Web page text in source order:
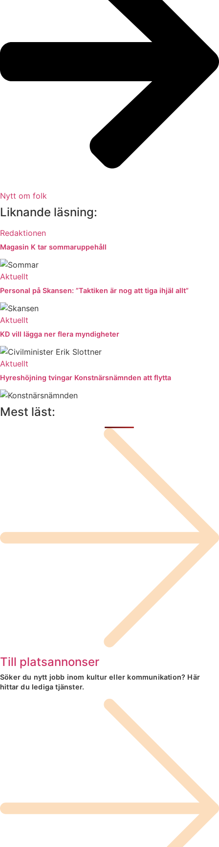
Nytt om folk
Liknande läsning:
Redaktionen
Magasin K tar sommaruppehåll
Aktuellt
Personal på Skansen: ”Taktiken är nog att tiga ihjäl allt”
Aktuellt
KD vill lägga ner flera myndigheter
Aktuellt
Hyreshöjning tvingar Konstnärsnämnden att flytta
Mest läst:
Till platsannonser
Söker du nytt jobb inom kultur eller kommunikation? Här
hittar du lediga tjänster.